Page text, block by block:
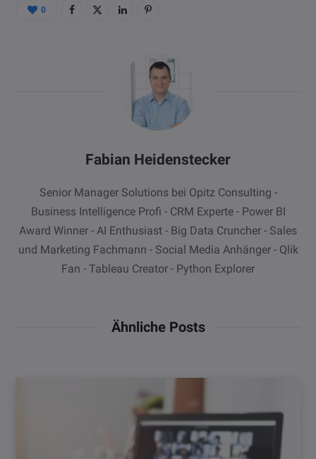
0
Fabian Heidenstecker
Senior Manager Solutions bei Opitz Consulting -
Business Intelligence Profi - CRM Experte - Power BI
Award Winner - AI Enthusiast - Big Data Cruncher - Sales
und Marketing Fachmann - Social Media Anhänger - Qlik
Fan - Tableau Creator - Python Explorer
Ähnliche Posts